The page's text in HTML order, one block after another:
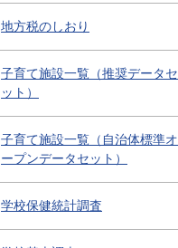
地方税のしおり
子育て施設一覧（推奨データセ
ット）
子育て施設一覧（自治体標準オ
ープンデータセット）
学校保健統計調査